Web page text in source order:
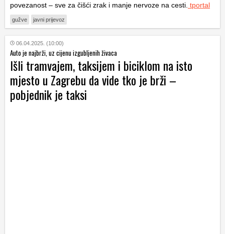
povezanost – sve za čišći zrak i manje nervoze na cesti. tportal
gužve javni prijevoz
06.04.2025. (10:00)
Auto je najbrži, uz cijenu izgubljenih živaca
Išli tramvajem, taksijem i biciklom na isto
mjesto u Zagrebu da vide tko je brži –
pobjednik je taksi